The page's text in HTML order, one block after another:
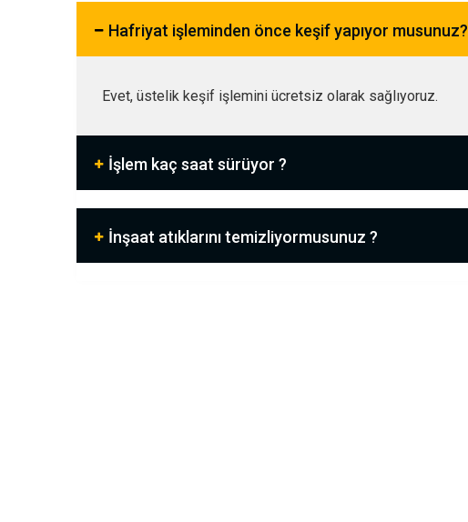
Hafriyat işleminden önce keşif yapıyor musunuz?
Evet, üstelik keşif işlemini ücretsiz olarak sağlıyoruz.
İşlem kaç saat sürüyor ?
İnşaat atıklarını temizliyormusunuz ?